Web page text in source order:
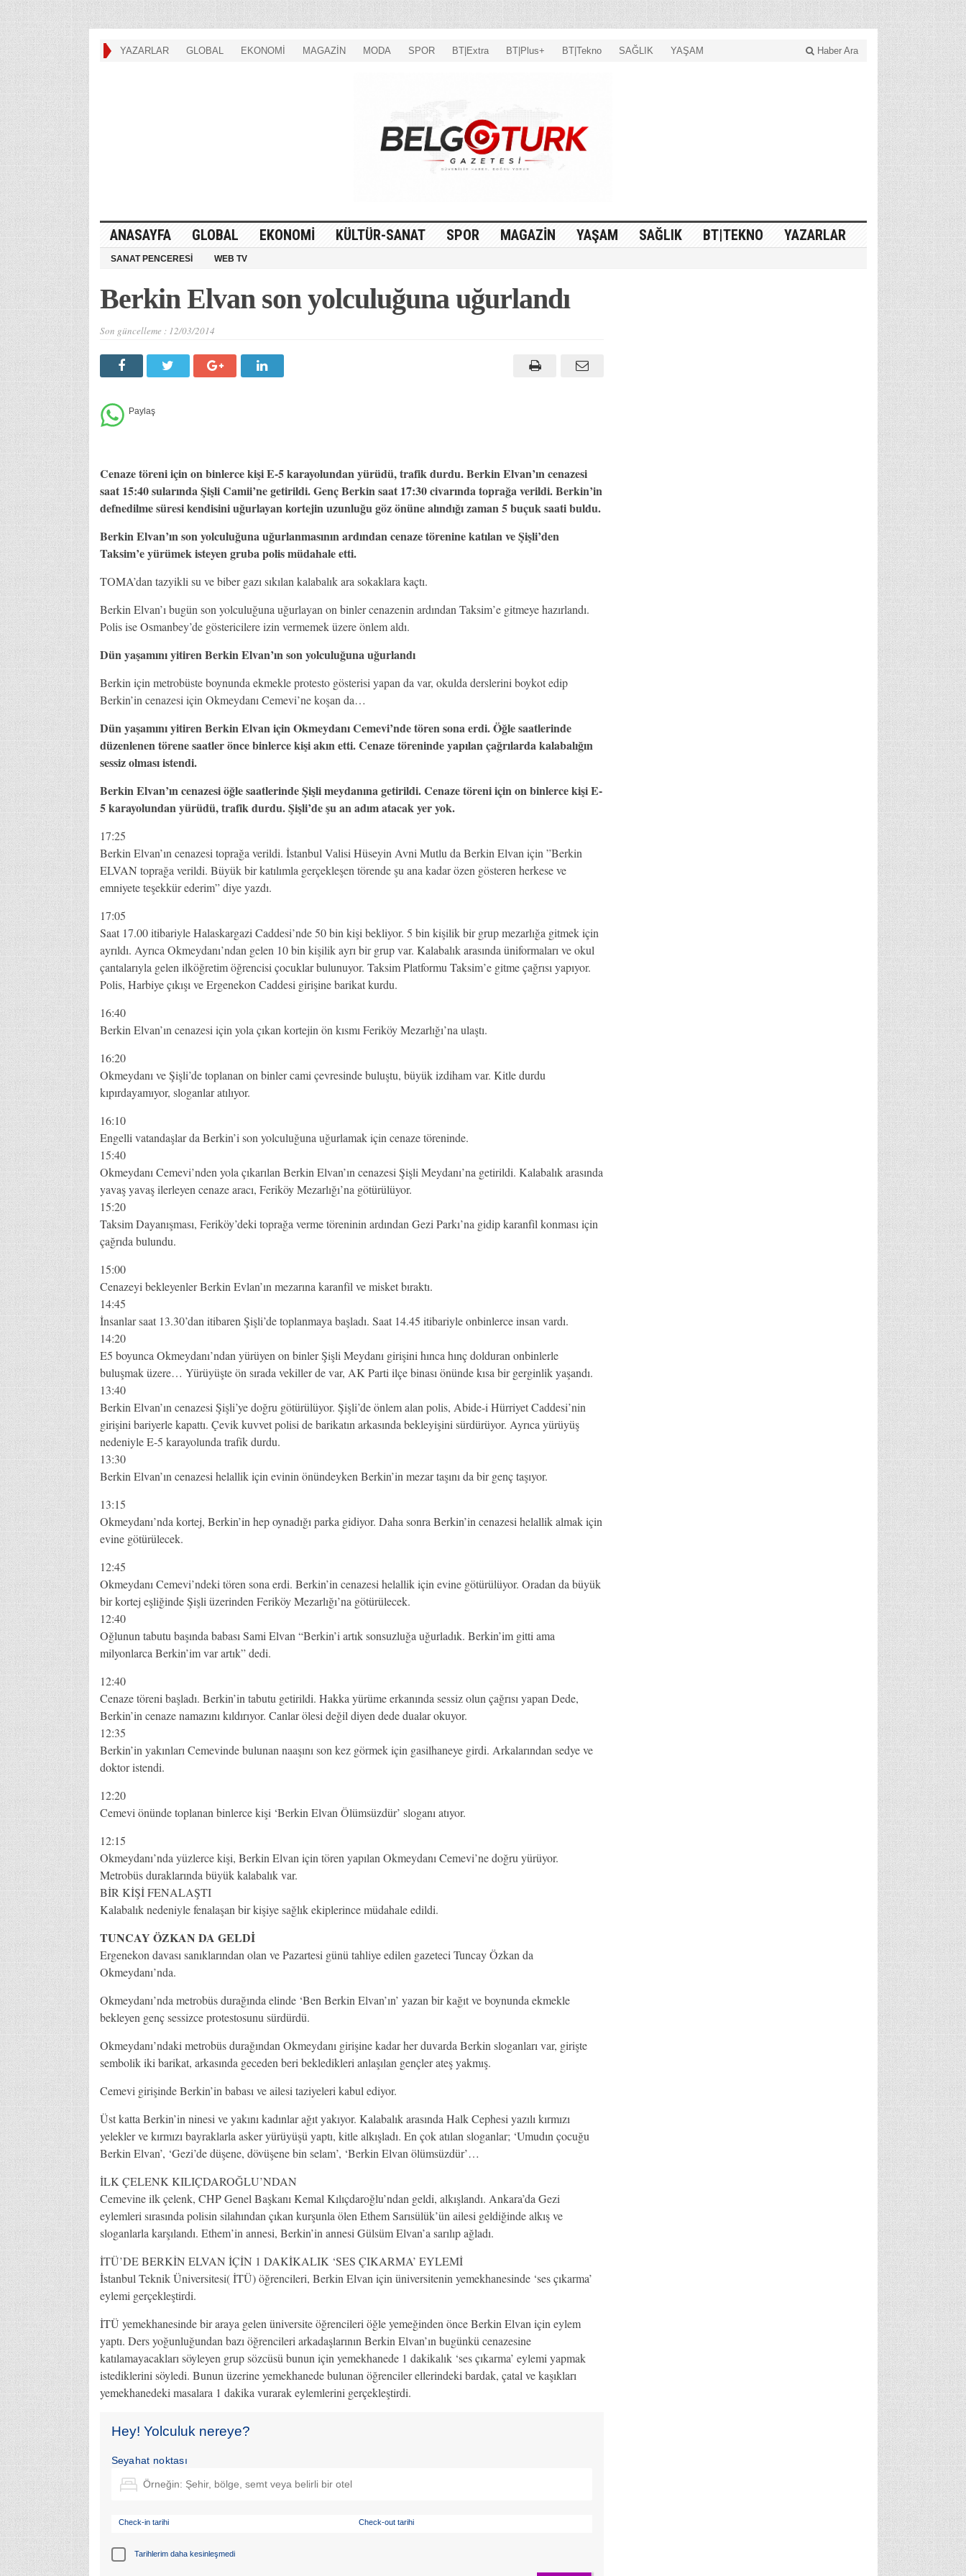
YAZARLAR GLOBAL EKONOMİ MAGAZİN MODA SPOR BT|Extra BT|Plus+ BT|Tekno SAĞLIK YAŞAM Haber Ara
ANASAYFA GLOBAL EKONOMİ KÜLTÜR-SANAT SPOR MAGAZİN YAŞAM SAĞLIK BT|TEKNO YAZARLAR
SANAT PENCERESİ WEB TV
Berkin Elvan son yolculuğuna uğurlandı
Son güncelleme : 12/03/2014
Cenaze töreni için on binlerce kişi E-5 karayolundan yürüdü, trafik durdu. Berkin Elvan’ın cenazesi
saat 15:40 sularında Şişli Camii’ne getirildi. Genç Berkin saat 17:30 civarında toprağa verildi. Berkin’in
defnedilme süresi kendisini uğurlayan kortejin uzunluğu göz önüne alındığı zaman 5 buçuk saati buldu.
Berkin Elvan’ın son yolculuğuna uğurlanmasının ardından cenaze törenine katılan ve Şişli’den
Taksim’e yürümek isteyen gruba polis müdahale etti.
TOMA’dan tazyikli su ve biber gazı sıkılan kalabalık ara sokaklara kaçtı.
Berkin Elvan’ı bugün son yolculuğuna uğurlayan on binler cenazenin ardından Taksim’e gitmeye hazırlandı.
Polis ise Osmanbey’de göstericilere izin vermemek üzere önlem aldı.
Dün yaşamını yitiren Berkin Elvan’ın son yolculuğuna uğurlandı
Berkin için metrobüste boynunda ekmekle protesto gösterisi yapan da var, okulda derslerini boykot edip
Berkin’in cenazesi için Okmeydanı Cemevi’ne koşan da…
Dün yaşamını yitiren Berkin Elvan için Okmeydanı Cemevi’nde tören sona erdi. Öğle saatlerinde
düzenlenen törene saatler önce binlerce kişi akın etti. Cenaze töreninde yapılan çağrılarda kalabalığın
sessiz olması istendi.
Berkin Elvan’ın cenazesi öğle saatlerinde Şişli meydanına getirildi. Cenaze töreni için on binlerce kişi E-
5 karayolundan yürüdü, trafik durdu. Şişli’de şu an adım atacak yer yok.
17:25
Berkin Elvan’ın cenazesi toprağa verildi. İstanbul Valisi Hüseyin Avni Mutlu da Berkin Elvan için ”Berkin
ELVAN toprağa verildi. Büyük bir katılımla gerçekleşen törende şu ana kadar özen gösteren herkese ve
emniyete teşekkür ederim” diye yazdı.
17:05
Saat 17.00 itibariyle Halaskargazi Caddesi’nde 50 bin kişi bekliyor. 5 bin kişilik bir grup mezarlığa gitmek için
ayrıldı. Ayrıca Okmeydanı’ndan gelen 10 bin kişilik ayrı bir grup var. Kalabalık arasında üniformaları ve okul
çantalarıyla gelen ilköğretim öğrencisi çocuklar bulunuyor. Taksim Platformu Taksim’e gitme çağrısı yapıyor.
Polis, Harbiye çıkışı ve Ergenekon Caddesi girişine barikat kurdu.
16:40
Berkin Elvan’ın cenazesi için yola çıkan kortejin ön kısmı Feriköy Mezarlığı’na ulaştı.
16:20
Okmeydanı ve Şişli’de toplanan on binler cami çevresinde buluştu, büyük izdiham var. Kitle durdu
kıpırdayamıyor, sloganlar atılıyor.
16:10
Engelli vatandaşlar da Berkin’i son yolculuğuna uğurlamak için cenaze töreninde.
15:40
Okmeydanı Cemevi’nden yola çıkarılan Berkin Elvan’ın cenazesi Şişli Meydanı’na getirildi. Kalabalık arasında
yavaş yavaş ilerleyen cenaze aracı, Feriköy Mezarlığı’na götürülüyor.
15:20
Taksim Dayanışması, Feriköy’deki toprağa verme töreninin ardından Gezi Parkı’na gidip karanfil konması için
çağrıda bulundu.
15:00
Cenazeyi bekleyenler Berkin Evlan’ın mezarına karanfil ve misket bıraktı.
14:45
İnsanlar saat 13.30’dan itibaren Şişli’de toplanmaya başladı. Saat 14.45 itibariyle onbinlerce insan vardı.
14:20
E5 boyunca Okmeydanı’ndan yürüyen on binler Şişli Meydanı girişini hınca hınç dolduran onbinlerle
buluşmak üzere… Yürüyüşte ön sırada vekiller de var, AK Parti ilçe binası önünde kısa bir gerginlik yaşandı.
13:40
Berkin Elvan’ın cenazesi Şişli’ye doğru götürülüyor. Şişli’de önlem alan polis, Abide-i Hürriyet Caddesi’nin
girişini bariyerle kapattı. Çevik kuvvet polisi de barikatın arkasında bekleyişini sürdürüyor. Ayrıca yürüyüş
nedeniyle E-5 karayolunda trafik durdu.
13:30
Berkin Elvan’ın cenazesi helallik için evinin önündeyken Berkin’in mezar taşını da bir genç taşıyor.
13:15
Okmeydanı’nda kortej, Berkin’in hep oynadığı parka gidiyor. Daha sonra Berkin’in cenazesi helallik almak için
evine götürülecek.
12:45
Okmeydanı Cemevi’ndeki tören sona erdi. Berkin’in cenazesi helallik için evine götürülüyor. Oradan da büyük
bir kortej eşliğinde Şişli üzerinden Feriköy Mezarlığı’na götürülecek.
12:40
Oğlunun tabutu başında babası Sami Elvan “Berkin’i artık sonsuzluğa uğurladık. Berkin’im gitti ama
milyonlarca Berkin’im var artık” dedi.
12:40
Cenaze töreni başladı. Berkin’in tabutu getirildi. Hakka yürüme erkanında sessiz olun çağrısı yapan Dede,
Berkin’in cenaze namazını kıldırıyor. Canlar ölesi değil diyen dede dualar okuyor.
12:35
Berkin’in yakınları Cemevinde bulunan naaşını son kez görmek için gasilhaneye girdi. Arkalarından sedye ve
doktor istendi.
12:20
Cemevi önünde toplanan binlerce kişi ‘Berkin Elvan Ölümsüzdür’ sloganı atıyor.
12:15
Okmeydanı’nda yüzlerce kişi, Berkin Elvan için tören yapılan Okmeydanı Cemevi’ne doğru yürüyor.
Metrobüs duraklarında büyük kalabalık var.
BİR KİŞİ FENALAŞTI
Kalabalık nedeniyle fenalaşan bir kişiye sağlık ekiplerince müdahale edildi.
TUNCAY ÖZKAN DA GELDİ
Ergenekon davası sanıklarından olan ve Pazartesi günü tahliye edilen gazeteci Tuncay Özkan da
Okmeydanı’nda.
Okmeydanı’nda metrobüs durağında elinde ‘Ben Berkin Elvan’ın’ yazan bir kağıt ve boynunda ekmekle
bekleyen genç sessizce protestosunu sürdürdü.
Okmeydanı’ndaki metrobüs durağından Okmeydanı girişine kadar her duvarda Berkin sloganları var, girişte
sembolik iki barikat, arkasında geceden beri bekledikleri anlaşılan gençler ateş yakmış.
Cemevi girişinde Berkin’in babası ve ailesi taziyeleri kabul ediyor.
Üst katta Berkin’in ninesi ve yakını kadınlar ağıt yakıyor. Kalabalık arasında Halk Cephesi yazılı kırmızı
yelekler ve kırmızı bayraklarla asker yürüyüşü yaptı, kitle alkışladı. En çok atılan sloganlar; ‘Umudın çocuğu
Berkin Elvan’, ‘Gezi’de düşene, dövüşene bin selam’, ‘Berkin Elvan ölümsüzdür’…
İLK ÇELENK KILIÇDAROĞLU’NDAN
Cemevine ilk çelenk, CHP Genel Başkanı Kemal Kılıçdaroğlu’ndan geldi, alkışlandı. Ankara’da Gezi
eylemleri sırasında polisin silahından çıkan kurşunla ölen Ethem Sarısülük’ün ailesi geldiğinde alkış ve
sloganlarla karşılandı. Ethem’in annesi, Berkin’in annesi Gülsüm Elvan’a sarılıp ağladı.
İTÜ’DE BERKİN ELVAN İÇİN 1 DAKİKALIK ‘SES ÇIKARMA’ EYLEMİ
İstanbul Teknik Üniversitesi( İTÜ) öğrencileri, Berkin Elvan için üniversitenin yemekhanesinde ‘ses çıkarma’
eylemi gerçekleştirdi.
İTÜ yemekhanesinde bir araya gelen üniversite öğrencileri öğle yemeğinden önce Berkin Elvan için eylem
yaptı. Ders yoğunluğundan bazı öğrencileri arkadaşlarının Berkin Elvan’ın bugünkü cenazesine
katılamayacakları söyleyen grup sözcüsü bunun için yemekhanede 1 dakikalık ‘ses çıkarma’ eylemi yapmak
istediklerini söyledi. Bunun üzerine yemekhanede bulunan öğrenciler ellerindeki bardak, çatal ve kaşıkları
yemekhanedeki masalara 1 dakika vurarak eylemlerini gerçekleştirdi.
Hey! Yolculuk nereye?
Seyahat noktası
Check-in tarihi Check-out tarihi
Tarihlerim daha kesinleşmedi